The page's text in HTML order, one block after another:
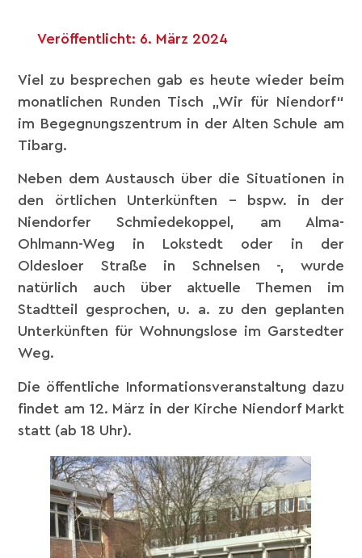
Veröffentlicht: 6. März 2024
Viel zu besprechen gab es heute wieder beim
monatlichen Runden Tisch „Wir für Niendorf“
im Begegnungszentrum in der Alten Schule am
Tibarg.
Neben dem Austausch über die Situationen in
den örtlichen Unterkünften – bspw. in der
Niendorfer Schmiedekoppel, am Alma-
Ohlmann-Weg in Lokstedt oder in der
Oldesloer Straße in Schnelsen -, wurde
natürlich auch über aktuelle Themen im
Stadtteil gesprochen, u. a. zu den geplanten
Unterkünften für Wohnungslose im Garstedter
Weg.
Die öffentliche Informationsveranstaltung dazu
findet am 12. März in der Kirche Niendorf Markt
statt (ab 18 Uhr).